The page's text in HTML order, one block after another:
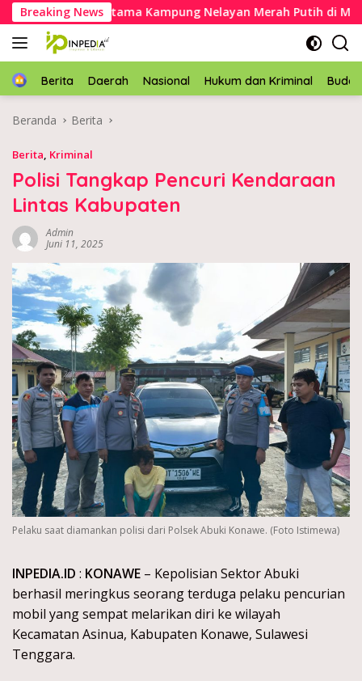
Langsung
ke
konten
Breaking News
batu pertama Kampung Nelayan Merah Putih di Muara
HomeBerita Daerah Nasional Hukum dan Kriminal
Beranda Berita
Berita, Kriminal
Polisi Tangkap Pencuri Kendaraan
Lintas Kabupaten
Admin
Juni 11, 2025
Pelaku saat diamankan polisi dari Polsek Abuki Konawe. (Foto Istimewa)
INPEDIA.ID : KONAWE – Kepolisian Sektor Abuki
berhasil meringkus seorang terduga pelaku pencurian
mobil yang sempat melarikan diri ke wilayah
Kecamatan Asinua, Kabupaten Konawe, Sulawesi
Tenggara.